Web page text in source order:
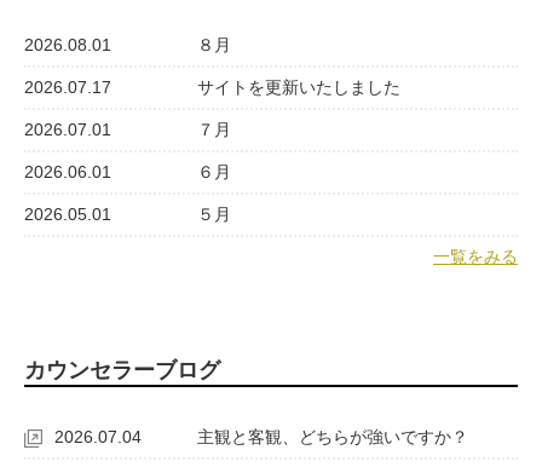
2026.08.01 ８月
2026.07.17 サイトを更新いたしました
2026.07.01 ７月
2026.06.01 ６月
2026.05.01 ５月
一覧をみる
カウンセラーブログ
2026.07.04 主観と客観、どちらが強いですか？